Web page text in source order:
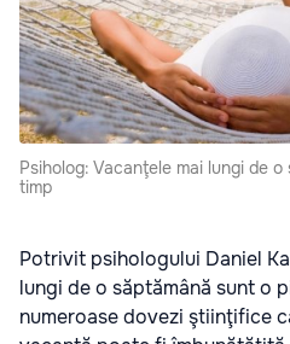
Psiholog: Vacanţele mai lungi de
timp
Potrivit psihologului Daniel
lungi de o săptămână sunt o
numeroase dovezi ştiinţifice